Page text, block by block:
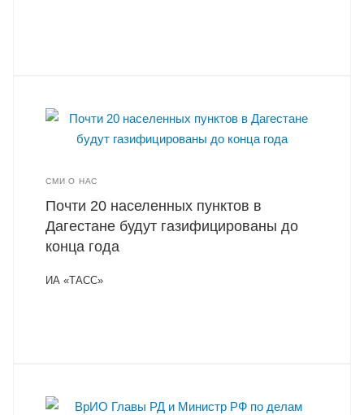
СМИ О НАС
Почти 20 населенных пунктов в
Дагестане будут газифицированы до
конца года
ИА «ТАСС»